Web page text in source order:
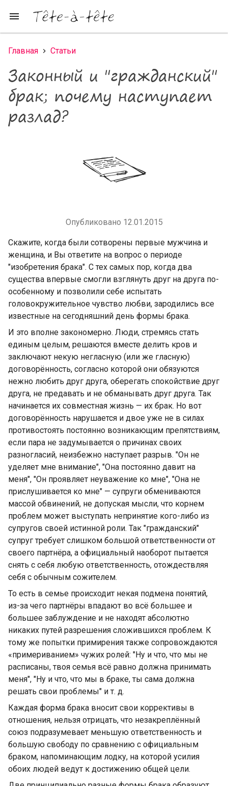
menu
Вы здесь
Главная Статьи
Законный и "гражданский"
брак; почему наступает
разлад?
Опубликовано 12.01.2015
Скажите, когда были сотворены первые мужчина и
женщина, и Вы ответите на вопрос о периоде
"изобретения брака". С тех самых пор, когда два
существа впервые смогли взглянуть друг на друга по-
особенному и позволили себе испытать
головокружительное чувство любви, зародились все
известные на сегодняшний день формы брака.
И это вполне закономерно. Люди, стремясь стать
единым целым, решаются вместе делить кров и
заключают некую негласную (или же гласную)
договорённость, согласно которой они обязуются
нежно любить друг друга, оберегать спокойствие друг
друга, не предавать и не обманывать друг друга. Так
начинается их совместная жизнь — их брак. Но вот
договорённость нарушается и двое уже не в силах
противостоять постоянно возникающим препятствиям,
если пара не задумывается о причинах своих
разногласий, неизбежно наступает разрыв. "Он не
уделяет мне внимание", "Она постоянно давит на
меня", "Он проявляет неуважение ко мне", "Она не
прислушивается ко мне" — супруги обмениваются
массой обвинений, не допуская мысли, что корнем
проблем может выступать непринятие кого-либо из
супругов своей истинной роли. Так "гражданский"
супруг требует слишком большой ответственности от
своего партнёра, а официальный наоборот пытается
снять с себя любую ответственность, отождествляя
себя с обычным сожителем.
То есть в семье происходит некая подмена понятий,
из-за чего партнёры впадают во всё большее и
большее заблуждение и не находят абсолютно
никаких путей разрешения сложившихся проблем. К
тому же попытки примирения также сопровождаются
«примериванием» чужих ролей: "Ну и что, что мы не
расписаны, твоя семья всё равно должна принимать
меня", "Ну и что, что мы в браке, ты сама должна
решать свои проблемы" и т. д.
Каждая форма брака вносит свои коррективы в
отношения, нельзя отрицать, что незакреплённый
союз подразумевает меньшую ответственность и
большую свободу по сравнению с официальным
браком, напоминающим лодку, на которой усилия
обоих людей ведут к достижению общей цели.